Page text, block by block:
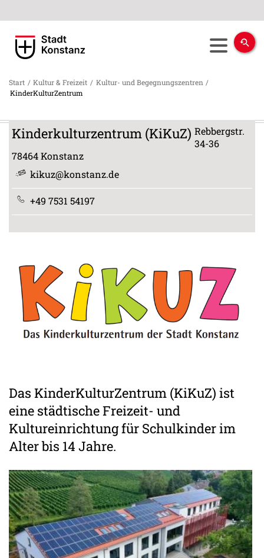
Start / Kultur & Freizeit / Kultur- und Begegnungszentren /
KinderKulturZentrum
Kinderkulturzentrum (KiKuZ) Rebbergstr.
34-36
78464Konstanz
kikuz@konstanz.de
+49 7531 54197
Das KinderKulturZentrum (KiKuZ) ist
eine städtische Freizeit- und
Kultureinrichtung für Schulkinder im
Alter bis 14 Jahre.